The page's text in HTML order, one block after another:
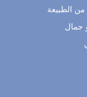
الطبيعة
جمال